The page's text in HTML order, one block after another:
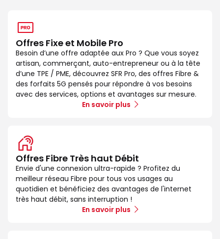
Offres Fixe et Mobile Pro
Besoin d’une offre adaptée aux Pro ? Que vous soyez
artisan, commerçant, auto-entrepreneur ou à la tête
d’une TPE / PME, découvrez SFR Pro, des offres Fibre &
des forfaits 5G pensés pour répondre à vos besoins
avec des services, options et avantages sur mesure.
En savoir plus
Offres Fibre Très haut Débit
Envie d'une connexion ultra-rapide ? Profitez du
meilleur réseau Fibre pour tous vos usages au
quotidien et bénéficiez des avantages de l'internet
très haut débit, sans interruption !
En savoir plus